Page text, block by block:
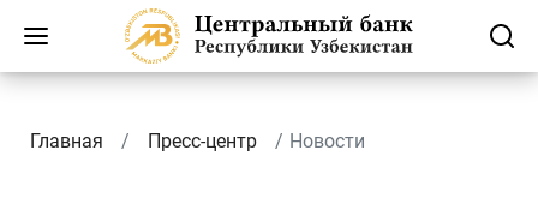
Главная Пресс-центр Новости